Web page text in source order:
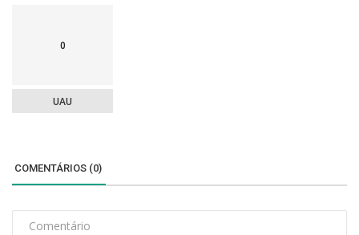
0
UAU
COMENTÁRIOS (0)